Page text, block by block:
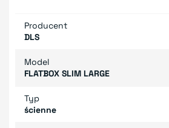
Producent
DLS
Model
FLATBOX SLIM LARGE
Typ
ścienne